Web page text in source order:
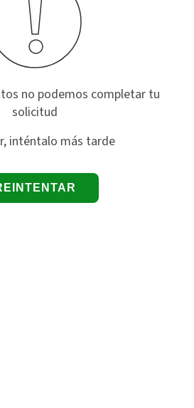
no podemos completar tu
solicitud
inténtalo más tarde